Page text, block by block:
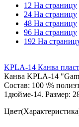
12 На страницу
24 На страницу
48 На страницу
96 На страницу
192 На
KPLA-14 Канва
Канва KPLА-14
Состав: 100 \%
1дюйме-14. Размер: